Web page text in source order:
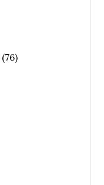
(76)